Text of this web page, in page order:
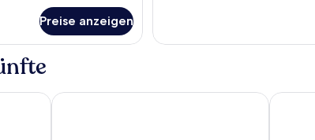
Preise anzeigen
Temple Bar Hotel Dublin by The UnlimitedThe Fleet